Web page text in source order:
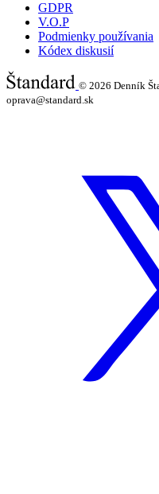
GDPR
V.O.P
Podmienky používania
Kódex diskusií
© 2026 Denník
oprava@standard.sk